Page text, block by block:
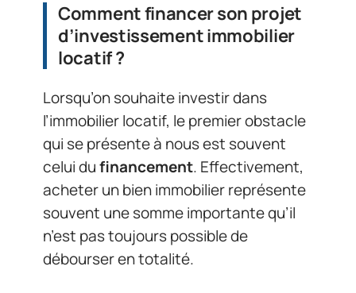
Comment financer son projet
d’investissement immobilier
locatif?
Lorsqu’on souhaite investir dans
l’immobilier locatif, le premier obstacle
qui se présente à nous est souvent
celui dufinancement. Effectivement,
acheter un bien immobilier représente
souvent une somme importante qu’il
n’est pas toujours possible de
débourser en totalité.